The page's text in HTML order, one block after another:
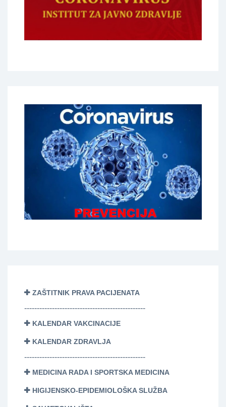
ZAŠTITNIK PRAVA PACIJENATA
------------------------------------------------
KALENDAR VAKCINACIJE
KALENDAR ZDRAVLJA
------------------------------------------------
MEDICINA RADA I SPORTSKA MEDICINA
HIGIJENSKO-EPIDEMIOLOŠKA SLUŽBA